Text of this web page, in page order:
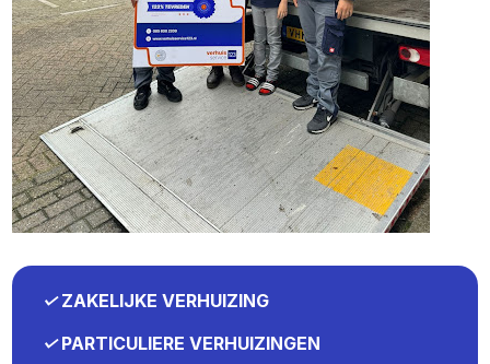
✓ZAKELIJKE VERHUIZING
✓PARTICULIERE VERHUIZINGEN